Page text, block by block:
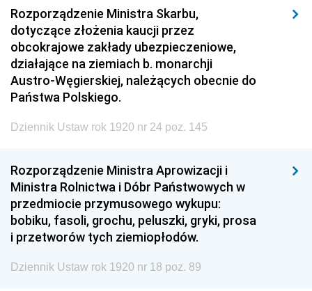
Rozporządzenie Ministra Skarbu,
dotyczące złożenia kaucji przez
obcokrajowe zakłady ubezpieczeniowe,
działające na ziemiach b. monarchji
Austro-Węgierskiej, należących obecnie do
Państwa Polskiego.
Dziennik Ustaw rok 1920 nr 24 poz. 145
Rozporządzenie Ministra Aprowizacji i
Ministra Rolnictwa i Dóbr Państwowych w
przedmiocie przymusowego wykupu:
bobiku, fasoli, grochu, peluszki, gryki, prosa
i przetworów tych ziemiopłodów.
Dziennik Ustaw rok 1920 nr 18 poz. 89